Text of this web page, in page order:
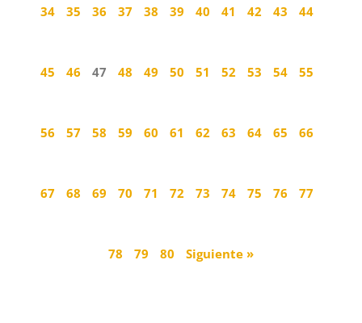
34 35 36 37 38 39 40 41 42 43 44
45 46 47 48 49 50 51 52 53 54 55
56 57 58 59 60 61 62 63 64 65 66
67 68 69 70 71 72 73 74 75 76 77
78 79 80 Siguiente »